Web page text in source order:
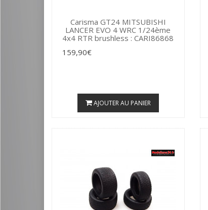
Carisma GT24 MITSUBISHI
LANCER EVO 4 WRC 1/24ème
4x4 RTR brushless : CARI86868
159,90€
AJOUTER AU PANIER